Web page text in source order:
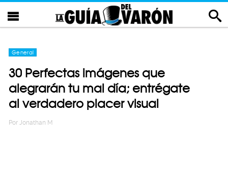
General
30 Perfectas imágenes que
alegrarán tu mal día; entrégate
al verdadero placer visual
Por Jonathan M